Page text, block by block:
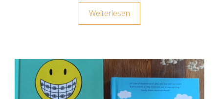
Weiterlesen